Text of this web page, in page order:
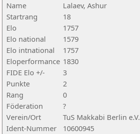
Name
Lalaev, Ashur
Startrang
18
Elo
1757
Elo national
1579
Elo intnational
1757
Eloperformance 1830
FIDE Elo +/-
3
Punkte
2
Rang
0
Föderation
?
Verein/Ort
TuS Makkabi Berlin e.V.
Ident-Nummer
10600945